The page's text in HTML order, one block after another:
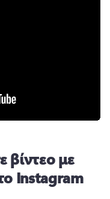
βίντεο με
Instagram